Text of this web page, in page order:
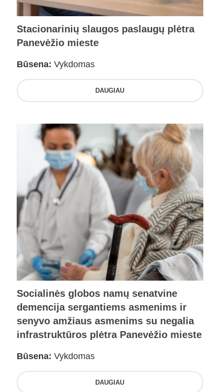
Stacionarinių slaugos paslaugų plėtra
Panevėžio mieste
Būsena: Vykdomas
DAUGIAU
Socialinės globos namų senatvine
demencija sergantiems asmenims ir
senyvo amžiaus asmenims su negalia
infrastruktūros plėtra Panevėžio mieste
Būsena: Vykdomas
DAUGIAU